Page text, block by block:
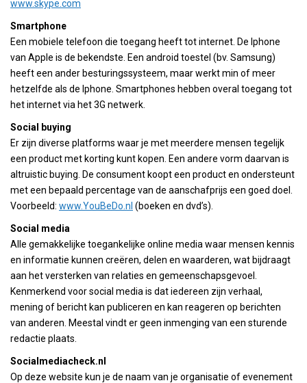
www.skype.com
Smartphone
Een mobiele telefoon die toegang heeft tot internet. De Iphone
van Apple is de bekendste. Een android toestel (bv. Samsung)
heeft een ander besturingssysteem, maar werkt min of meer
hetzelfde als de Iphone. Smartphones hebben overal toegang tot
het internet via het 3G netwerk.
Social buying
Er zijn diverse platforms waar je met meerdere mensen tegelijk
een product met korting kunt kopen. Een andere vorm daarvan is
altruistic buying. De consument koopt een product en ondersteunt
met een bepaald percentage van de aanschafprijs een goed doel.
Voorbeeld: www.YouBeDo.nl (boeken en dvd’s).
Social media
Alle gemakkelijke toegankelijke online media waar mensen kennis
en informatie kunnen creëren, delen en waarderen, wat bijdraagt
aan het versterken van relaties en gemeenschapsgevoel.
Kenmerkend voor social media is dat iedereen zijn verhaal,
mening of bericht kan publiceren en kan reageren op berichten
van anderen. Meestal vindt er geen inmenging van een sturende
redactie plaats.
Socialmediacheck.nl
Op deze website kun je de naam van je organisatie of evenement